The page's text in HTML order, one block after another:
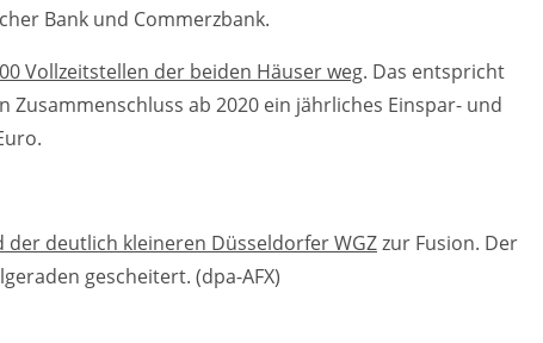
Bank und Commerzbank.
Vollzeitstellen der beiden Häuser weg. Das entspricht
ab 2020 ein jährliches Einspar- und
der deutlich kleineren Düsseldorfer WGZzur Fusion. Der
gescheitert. (dpa-AFX)